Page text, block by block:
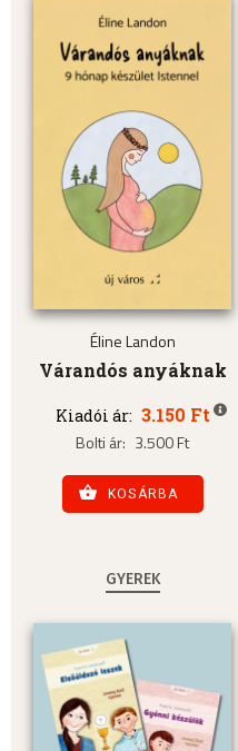
Éline Landon
Várandós anyáknak
Kiadói ár: 3.150 Ft
Bolti ár: 3.500 Ft
KOSÁRBA
GYEREK